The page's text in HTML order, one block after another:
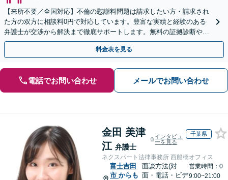
【来所不要／全国対応】不倫の慰謝料問題は請求したい方・請求され
た方の双方に相談料0円で対応しています。豊富な実績と経験のある
弁護士が交渉から解決まで徹底サポートします。無料の証拠診断や着
手金の返還保証もありますので安心してご相談ください。
料金表を見る
電話でお問い合わせ メールでお問い合わせ
金田 美津
江 弁護士
インタビュ
ーを見る
千葉県
ネクスパート法律事務所 西船橋オフィス
富士吉田
市 からも
面談方法(対
面・電話・ビデ
営業時間：0
9:00~21:00